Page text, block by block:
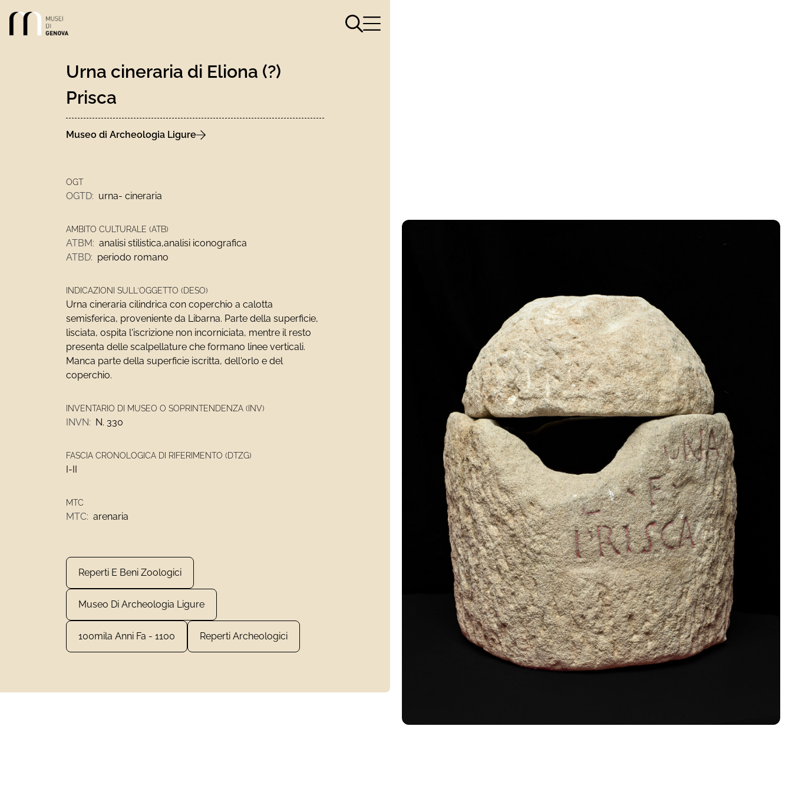
Link alla homepage Apri il menù di ricerca
Apri il menù di navigazione
Urna cineraria di Eliona (?)
Prisca
Museo di Archeologia Ligure
OGT
OGTD: urna- cineraria
AMBITO CULTURALE (ATB)
ATBM: analisi stilistica,analisi iconografica
ATBD: periodo romano
INDICAZIONI SULL'OGGETTO (DESO)
Urna cineraria cilindrica con coperchio a calotta
semisferica, proveniente da Libarna. Parte della superficie,
lisciata, ospita l'iscrizione non incorniciata, mentre il resto
presenta delle scalpellature che formano linee verticali.
Manca parte della superficie iscritta, dell'orlo e del
coperchio.
INVENTARIO DI MUSEO O SOPRINTENDENZA (INV)
INVN: N. 330
FASCIA CRONOLOGICA DI RIFERIMENTO (DTZG)
I-II
MTC
MTC: arenaria
Reperti E Beni Zoologici
Museo Di Archeologia Ligure
100mila Anni Fa - 1100 Reperti Archeologici